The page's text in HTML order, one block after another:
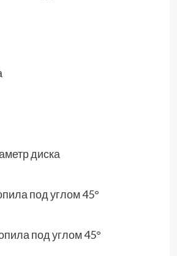
диска
под углом 45°
под углом 45°